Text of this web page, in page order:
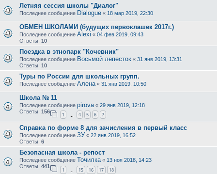
Летняя сессия школы "Диалог"
Последнее сообщение Dialogue « 18 мар 2019, 22:30
ОБМЕН ШКОЛАМИ (будущих первоклашек 2017г.)
Последнее сообщение Alexi « 04 фев 2019, 09:43
Ответы: 10
Поездка в этнопарк "Кочевник"
Последнее сообщение Восьмой лепесток « 31 янв 2019, 13:31
Ответы: 10
Туры по России для школьных групп.
Последнее сообщение Алена « 31 янв 2019, 10:50
Школа № 11
Последнее сообщение pirova « 29 янв 2019, 12:18
Ответы: 156
1 4 5 6 7
Справка по форме 8 для зачисления в первый класс
Последнее сообщение ЗУ « 22 янв 2019, 16:52
Ответы: 6
Безопасная школа - репост
Последнее сообщение Точилка« 13 ноя 2018, 14:23
Ответы: 441
1 15 16 17 18